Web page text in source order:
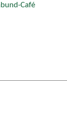
Café